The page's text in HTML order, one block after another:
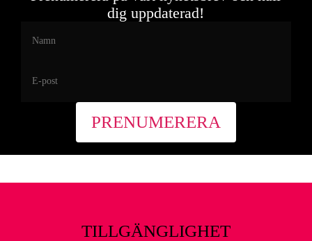
Onsdag 20 februari 18:00
Torsdag 21 februari 18:00
dig uppdaterad!
TILLGÄNGLIGHET